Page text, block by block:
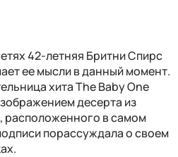
42-летняя Бритни Спирс
ее мысли в данный момент.
хита The Baby One
десерта из
расположенного в самом
порассуждала о своем